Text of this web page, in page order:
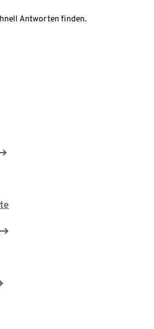
Antworten finden.